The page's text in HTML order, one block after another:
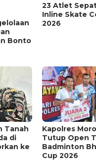
Bonto
23 Atlet
Inline Skate
2026
Tanah
di
ke
Kapolres
Tutup Open
Badminton
Cup 2026